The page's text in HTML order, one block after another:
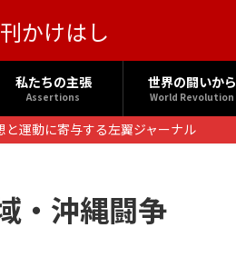
私たちの主張
Assertions
世界の闘いから
World Revolution
と運動に寄与する左翼ジャーナル
・沖縄闘争